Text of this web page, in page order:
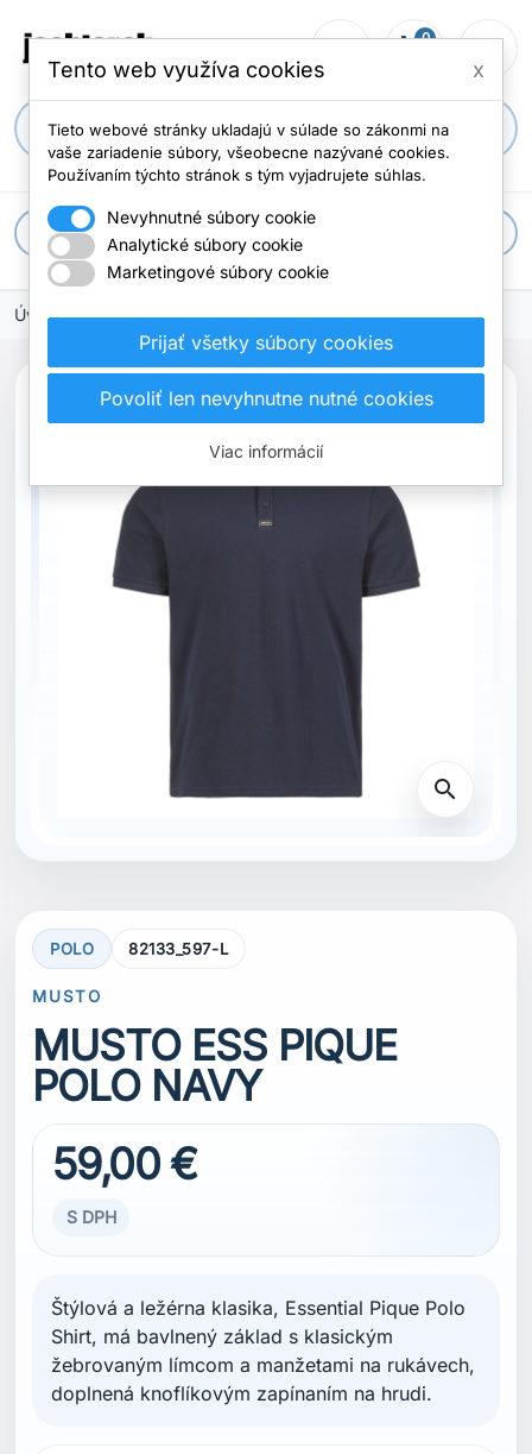
person_outline shopping_cart
0
Početmenu
apps Všetky kategórie
Úvodná stránka Oblečenie Polo
search
POLO 82133_597-L
MUSTO
MUSTO ESS PIQUE
POLO NAVY
59,00 €
S DPH
Štýlová a ležérna klasika, Essential Pique Polo
Shirt, má bavlnený základ s klasickým
žebrovaným límcom a manžetami na rukávech,
doplnená knoflíkovým zapínaním na hrudi.
Tento web využíva cookies x
Tieto webové stránky ukladajú v súlade so zákonmi na
vaše zariadenie súbory, všeobecne nazývané cookies.
Používaním týchto stránok s tým vyjadrujete súhlas.
Nevyhnutné súbory cookie
Analytické súbory cookie
Marketingové súbory cookie
Prijať všetky súbory cookies
Povoliť len nevyhnutne nutné cookies
Viac informácií